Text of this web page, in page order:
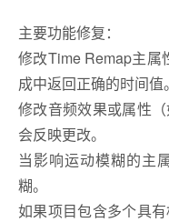
主要功能修复：
修改Time Remap主属
成中返回正确的时间值。
修改音频效果或属性
会反映更改。
当影响运动模糊的主
糊。
如果项目包含多个具